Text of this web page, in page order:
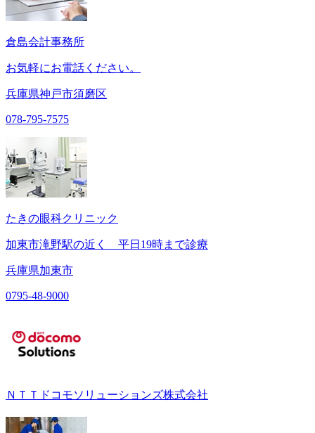
倉島会計事務所
お気軽にお電話ください。
兵庫県神戸市須磨区
078-795-7575
たきの眼科クリニック
加東市滝野駅の近く 平日19時まで診療
兵庫県加東市
0795-48-9000
ＮＴＴドコモソリューションズ株式会社